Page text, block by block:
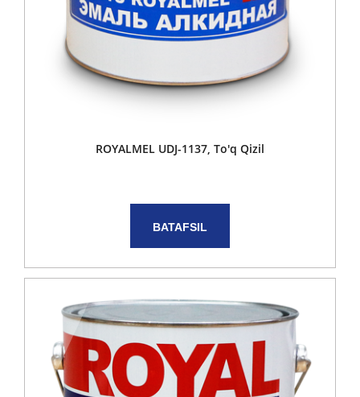
ROYALMEL UDJ-1137, To'q Qizil
BATAFSIL